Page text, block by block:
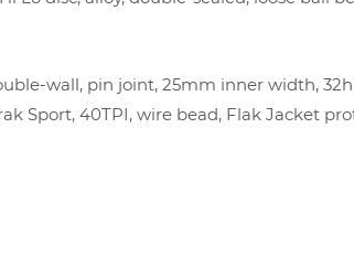
wall, pin joint, 25mm inner width, 32h
Sport, 40TPI, wire bead, Flak Jacket